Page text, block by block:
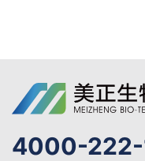
4000-222-